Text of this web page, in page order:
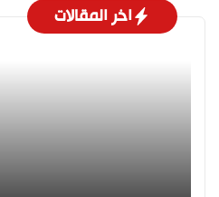
اخر المقالات